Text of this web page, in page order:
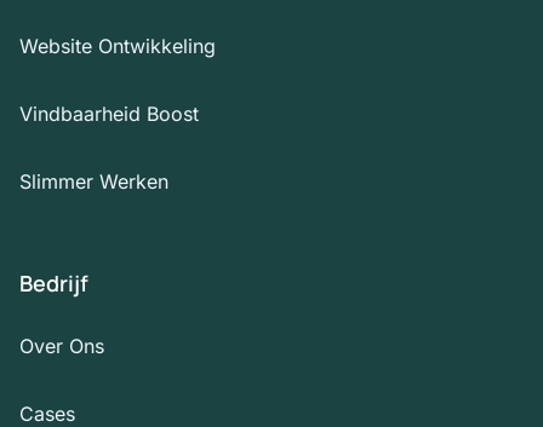
Website Ontwikkeling
Vindbaarheid Boost
Slimmer Werken
Bedrijf
Over Ons
Cases